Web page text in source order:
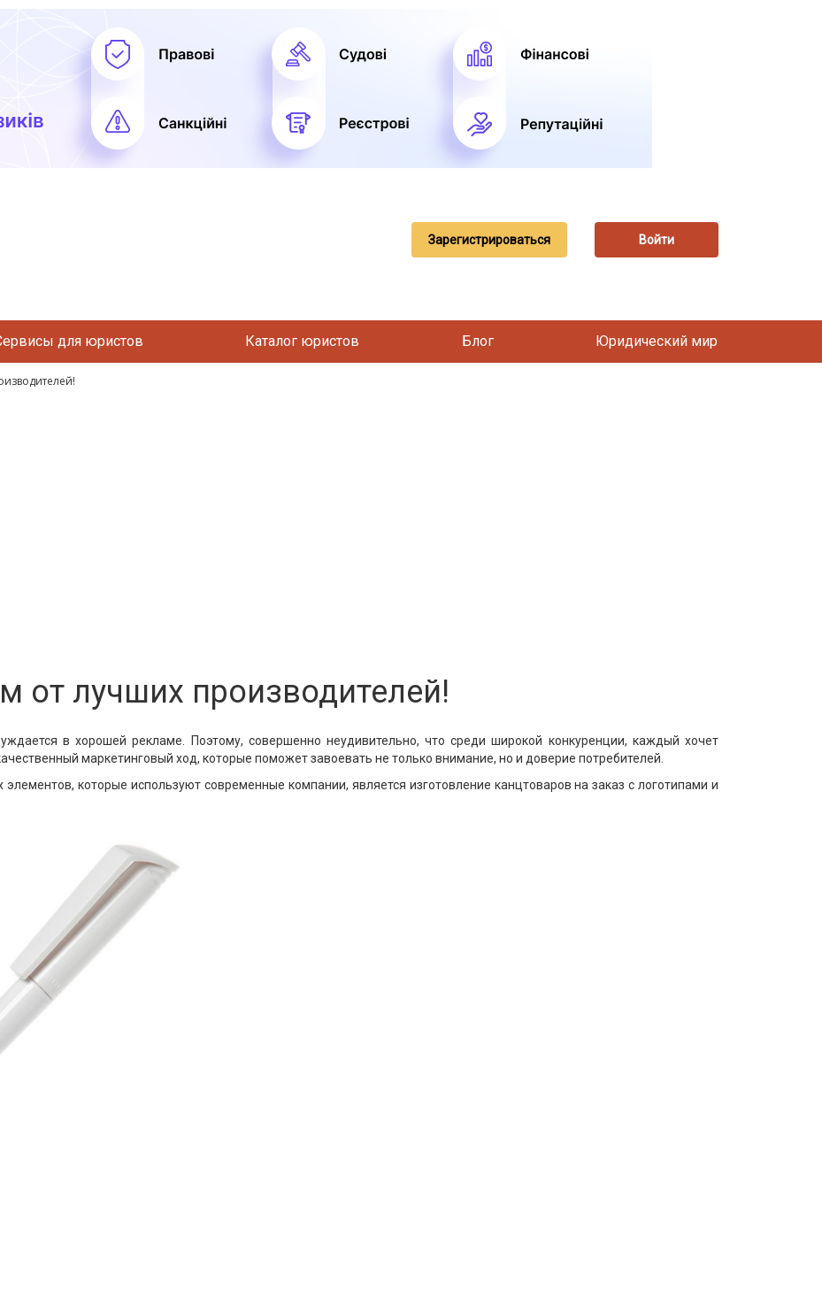
Зарегистрироваться Войти
для юристов Каталог юристов Блог Юридический мир
от лучших производителей!
в хорошей рекламе. Поэтому, совершенно неудивительно, что среди широкой конкуренции, каждый хочет
маркетинговый ход, которые поможет завоевать не только внимание, но и доверие потребителей.
которые используют современные компании, является изготовление канцтоваров на заказ с логотипами и